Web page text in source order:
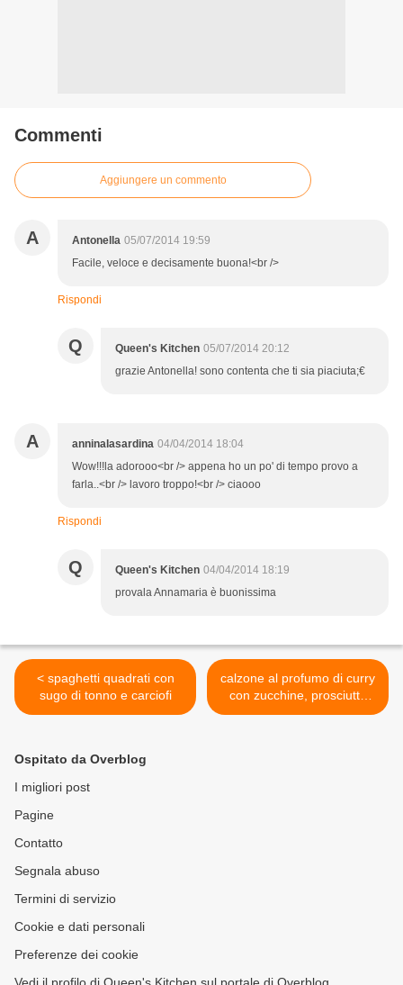
Commenti
Aggiungere un commento
A Antonella 05/07/2014 19:59
Facile, veloce e decisamente buona!<br />
Rispondi
Q Queen's Kitchen 05/07/2014 20:12
grazie Antonella! sono contenta che ti sia piaciuta;€
A anninalasardina 04/04/2014 18:04
Wow!!!la adorooo<br /> appena ho un po' di tempo provo a
farla..<br /> lavoro troppo!<br /> ciaooo
Rispondi
Q Queen's Kitchen 04/04/2014 18:19
provala Annamaria è buonissima
< spaghetti quadrati con
sugo di tonno e carciofi
calzone al profumo di curry
con zucchine, prosciutto
cotto e scamorza
Ospitato da Overblog
I migliori post
Pagine
Contatto
Segnala abuso
Termini di servizio
Cookie e dati personali
Preferenze dei cookie